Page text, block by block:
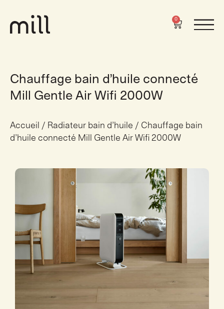
0
Chauffage bain d’huile connecté
Mill Gentle Air Wifi 2000W
Accueil / Radiateur bain d’huile / Chauffage bain
d’huile connecté Mill Gentle Air Wifi 2000W